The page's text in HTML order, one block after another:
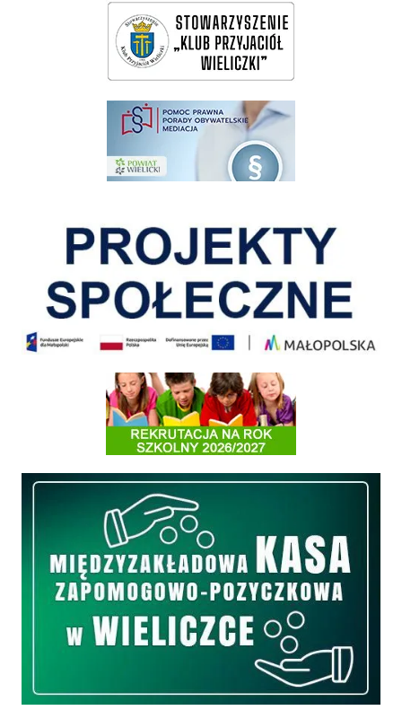
wieliczka-wieliczanie na bis
pomoc prawna wieliczka
Informacja o terminach rekrutacji na rok szkolny 2026/2027
Międzyzakładowa Kasa Zapomogowo - Pożyczkowa